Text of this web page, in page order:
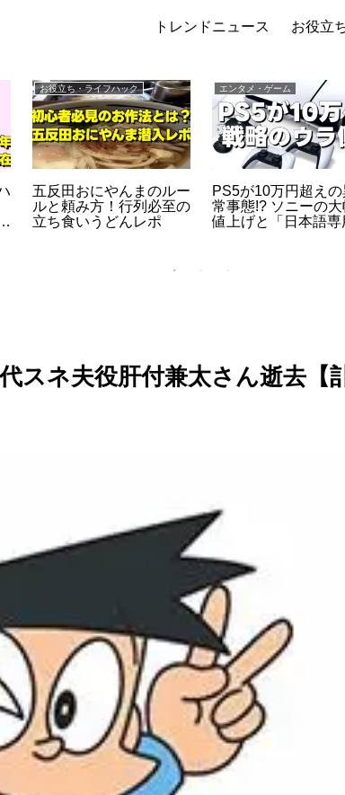
トレンドニュース お役立
お役立ち・ライフハック
五反田おにやんまのルー
ルと頼み方！行列必至の
立ち食いうどんレポ
エンタメ・ゲーム
PS5が10万円超えの
常事態!? ソニーの大
値上げと「日本語専
スネ夫役肝付兼太さん逝去【